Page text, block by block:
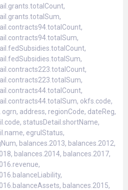
okfs.code,
address, regionCode, dateReg,
statusDetail.shortName,
egrulStatus,
balances.2013, balances.2012,
balances.2014, balances.2017,
balances.2015,